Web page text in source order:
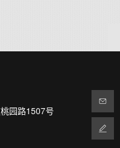
园路1507号